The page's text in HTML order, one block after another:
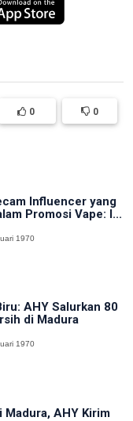
0 0
Influencer yang
Promosi Vape: I...
1970
AHY Salurkan 80
di Madura
1970
AHY Kirim